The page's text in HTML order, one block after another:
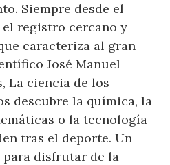
Siempre desde el
registro cercano y
caracteriza al gran
José Manuel
La ciencia de los
descubre la química, la
o la tecnología
tras el deporte. Un
disfrutar de la